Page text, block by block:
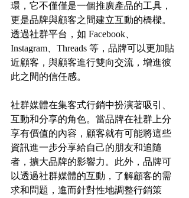
環，它不僅僅是一個推廣產品的工具，
更是品牌與顧客之間建立互動的橋樑。
透過社群平台，如 Facebook、
Instagram、Threads 等，品牌可以更加貼
近顧客，與顧客進行雙向交流，增進彼
此之間的信任感。
社群媒體在集客式行銷中扮演著吸引、
互動和分享的角色。當品牌在社群上分
享有價值的內容，顧客就有可能將這些
資訊進一步分享給自己的朋友和追隨
者，擴大品牌的影響力。此外，品牌可
以透過社群媒體的互動，了解顧客的需
求和問題，進而針對性地調整行銷策